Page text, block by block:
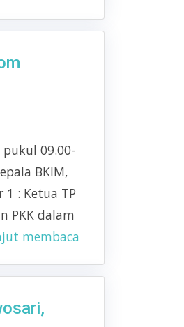
09.00-
BKIM,
: Ketua TP
PKK dalam
membaca